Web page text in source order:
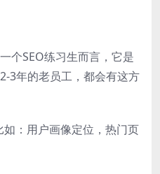
个SEO练习生而言，它是
3年的老员工，都会有这方
：用户画像定位，热门页